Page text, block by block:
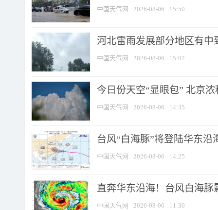
中国天气网 2026-08-06 15:50
河北雷雨发展部分地区有中
中国天气网 2026-08-06 15:02
今日份天空“显眼包” 北京
中国天气网 2026-08-06 14:35
台风“白海豚”将登陆华东沿
中国天气网 2026-08-06 14:25
直奔华东沿海！台风白海豚
中国天气网 2026-08-06 11:30